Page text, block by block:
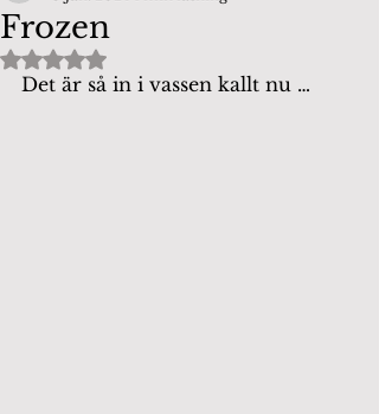
Frozen
Betygsatt till NaN av 5 stjärnor.
Det är så in i vassen kallt nu …